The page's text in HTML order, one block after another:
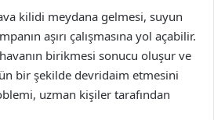
kilidi meydana gelmesi, suyun
aşırı çalışmasına yol açabilir.
birikmesi sonucu oluşur ve
bir şekilde devridaim etmesini
uzman kişiler tarafından